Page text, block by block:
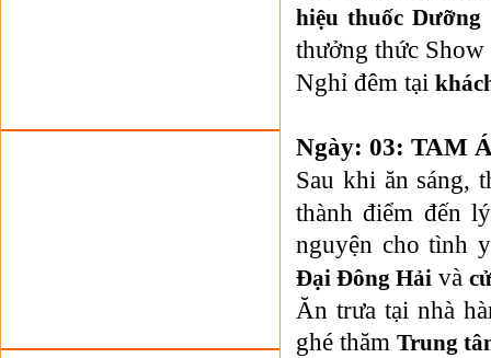
hiệu thuốc
thưởng thức
Nghỉ đêm tại
Ngày: 03: TAM
Sau khi ăn sáng,
thành điểm đến
nguyện cho tình
Đại Đông Hải và
Ăn trưa tại nhà
ghé thăm Trung